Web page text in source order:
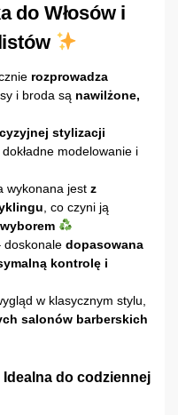
do Włosów i
rozprowadza
i broda są nawilżone,
stylizacji
dokładne modelowanie i
wykonana jest z
, co czyni ją
doskonale dopasowana
kontrolę i
w klasycznym stylu,
salonów barberskich
Idealna do codziennej